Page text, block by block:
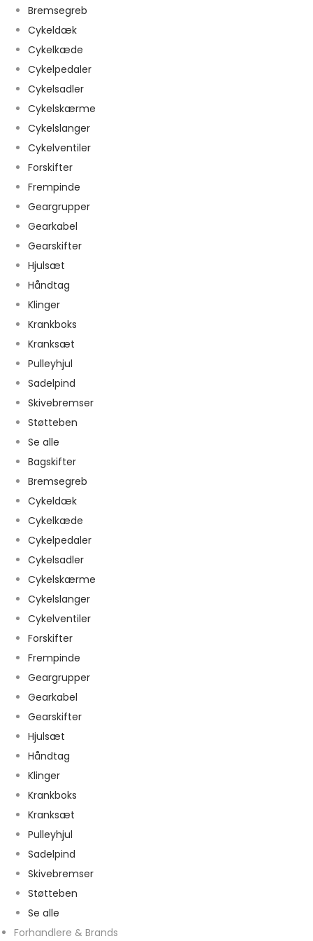
Bremsegreb
Cykeldæk
Cykelkæde
Cykelpedaler
Cykelsadler
Cykelskærme
Cykelslanger
Cykelventiler
Forskifter
Frempinde
Geargrupper
Gearkabel
Gearskifter
Hjulsæt
Håndtag
Klinger
Krankboks
Kranksæt
Pulleyhjul
Sadelpind
Skivebremser
Støtteben
Se alle
Bagskifter
Bremsegreb
Cykeldæk
Cykelkæde
Cykelpedaler
Cykelsadler
Cykelskærme
Cykelslanger
Cykelventiler
Forskifter
Frempinde
Geargrupper
Gearkabel
Gearskifter
Hjulsæt
Håndtag
Klinger
Krankboks
Kranksæt
Pulleyhjul
Sadelpind
Skivebremser
Støtteben
Se alle
Forhandlere & Brands